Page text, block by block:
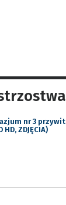
nr 3
HD, ZDJĘCIA)